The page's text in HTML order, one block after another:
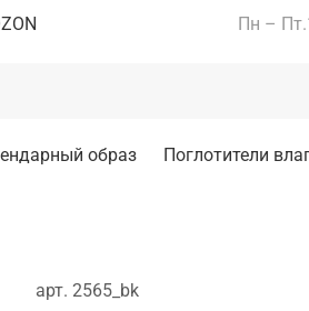
Пн –
образ Поглотители
арт. 2565_bk